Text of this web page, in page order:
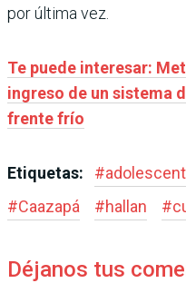
por última vez.
Te puede interesar:
ingreso de un sistema
frente frío
Etiquetas: #
#Caazapá #hallan #
Déjanos tus